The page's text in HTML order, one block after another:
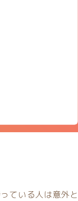
ている人は意外と